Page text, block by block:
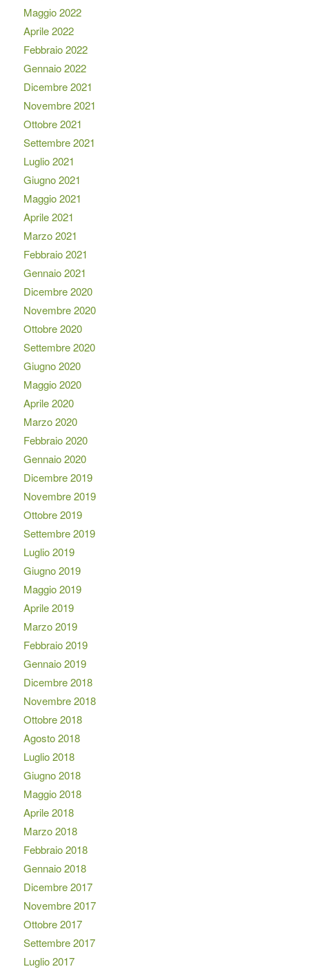
Maggio 2022
Aprile 2022
Febbraio 2022
Gennaio 2022
Dicembre 2021
Novembre 2021
Ottobre 2021
Settembre 2021
Luglio 2021
Giugno 2021
Maggio 2021
Aprile 2021
Marzo 2021
Febbraio 2021
Gennaio 2021
Dicembre 2020
Novembre 2020
Ottobre 2020
Settembre 2020
Giugno 2020
Maggio 2020
Aprile 2020
Marzo 2020
Febbraio 2020
Gennaio 2020
Dicembre 2019
Novembre 2019
Ottobre 2019
Settembre 2019
Luglio 2019
Giugno 2019
Maggio 2019
Aprile 2019
Marzo 2019
Febbraio 2019
Gennaio 2019
Dicembre 2018
Novembre 2018
Ottobre 2018
Agosto 2018
Luglio 2018
Giugno 2018
Maggio 2018
Aprile 2018
Marzo 2018
Febbraio 2018
Gennaio 2018
Dicembre 2017
Novembre 2017
Ottobre 2017
Settembre 2017
Luglio 2017